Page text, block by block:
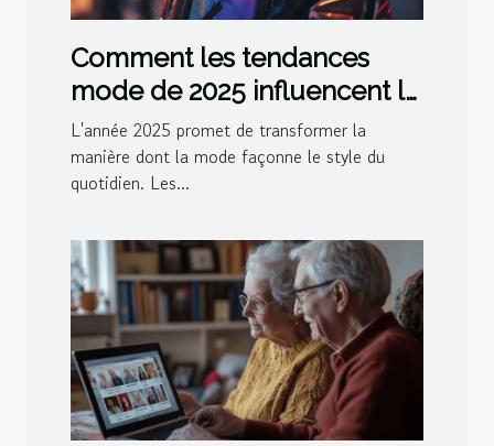
Comment les tendances
mode de 2025 influencent le
style quotidien
L'année 2025 promet de transformer la
manière dont la mode façonne le style du
quotidien. Les...